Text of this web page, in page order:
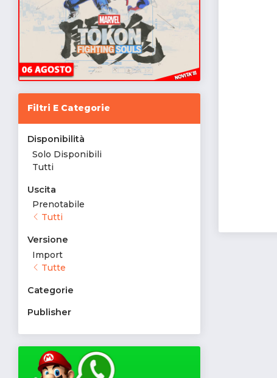
Filtri E Categorie
Disponibilità
Solo Disponibili
Tutti
Uscita
Prenotabile
Tutti
Versione
Import
Tutte
Categorie
Publisher